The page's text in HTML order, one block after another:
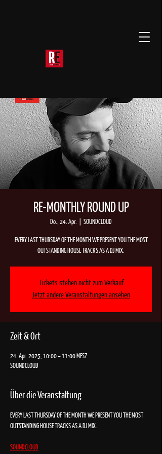
RE-MONTHLY ROUND UP
Do., 24. Apr. SOUNDCLOUD
EVERY LAST THURSDAY OF THE MONTH WE PRESENT YOU THE MOST
OUTSTANDING HOUSE TRACKS AS A DJ MIX.
Tickets stehen nicht zum Verkauf
Jetzt andere Veranstaltungen ansehen
Zeit & Ort
24. Apr. 2025, 10:00 – 11:00 MESZ
SOUNDCLOUD
Über die Veranstaltung
EVERY LAST THURSDAY OF THE MONTH WE PRESENT YOU THE MOST
OUTSTANDING HOUSE TRACKS AS A DJ MIX.
SOUNDCLOUD